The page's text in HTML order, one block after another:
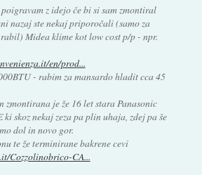
poigravam z idejo če bi si sam zmontiral
nazaj ste nekaj priporočali (samo za
Midea klime kot low cost p/p - npr.
en/prod...
- rabim za mansardo hladit cca 45
zmontirana je že 16 let stara Panasonic
skoz nekaj zeza pa plin uhaja, zdej pa še
dol in novo gor.
te že terminirane bakrene cevi
Cozzolinobrico-CA...